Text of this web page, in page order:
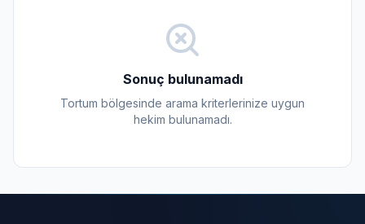
Sonuç bulunamadı
Tortum bölgesinde arama kriterlerinize uygun
hekim bulunamadı.